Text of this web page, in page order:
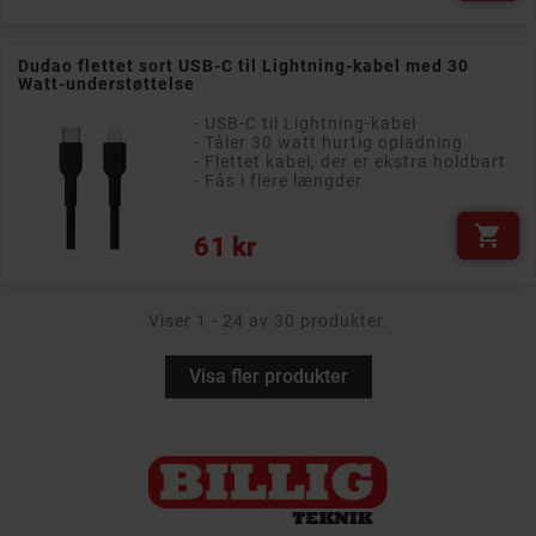
Dudao flettet sort USB-C til Lightning-kabel med 30
Watt-understøttelse
- USB-C til Lightning-kabel
- Tåler 30 watt hurtig opladning
- Flettet kabel, der er ekstra holdbart
- Fås i flere længder
61 kr
Pris 
Viser 1 - 24 av 30 produkter.
Visa fler produkter